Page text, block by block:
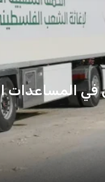
في المساعدات